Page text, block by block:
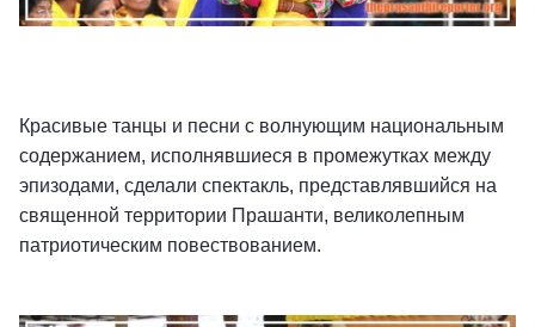
Красивые танцы и песни с волнующим национальным
содержанием, исполнявшиеся в промежутках между
эпизодами, сделали спектакль, представлявшийся на
священной территории Прашанти, великолепным
патриотическим повествованием.